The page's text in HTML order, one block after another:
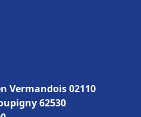
Vermandois 02110
62530